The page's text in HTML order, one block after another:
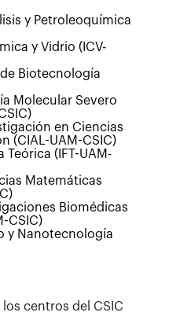
y Petroleoquímica
y Vidrio (ICV-
Biotecnología
Molecular Severo
en Ciencias
(CIAL-UAM-CSIC)
Teórica (IFT-UAM-
Matemáticas
Biomédicas
CSIC)
y Nanotecnología
centros del CSIC